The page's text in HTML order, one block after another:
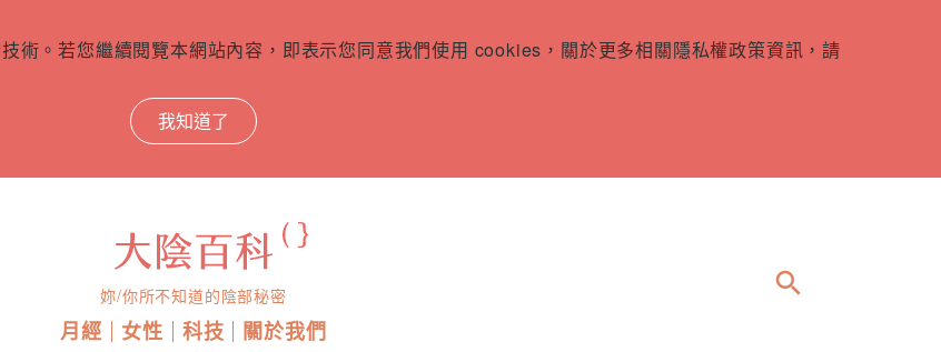
術。若您繼續閱覽本網站內容，即表示您同意我們使用 cookies，關於更多相關隱私權政策資訊，請
我知道了
妳/你所不知道的陰部秘密
月經 女性 科技 關於我們
search